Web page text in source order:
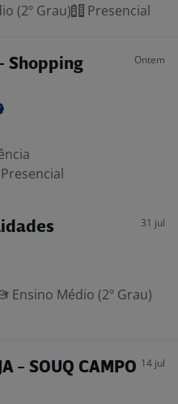
(2º Grau) Presencial
Shopping
Ontem
Presencial
31 jul
Ensino Médio (2º Grau)
- SOUQ CAMPO 14 jul